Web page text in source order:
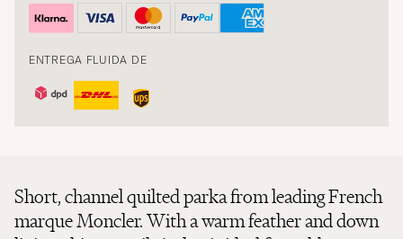
ENTREGA FLUIDA DE
Short, channel quilted parka from leading French
marque Moncler. With a warm feather and down